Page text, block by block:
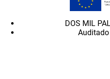
DOS MIL